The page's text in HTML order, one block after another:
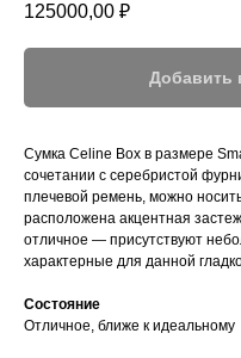
125000,00 ₽
Добавить
Сумка Celine Box в размере
сочетании с серебристой
плечевой ремень, можно
расположена акцентная
отличное — присутствуют
характерные для данной
Состояние
Отличное, ближе к идеальному